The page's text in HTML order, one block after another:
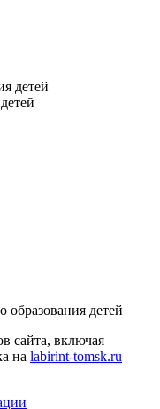
детей
сайта, включая
на labirint-tomsk.ru